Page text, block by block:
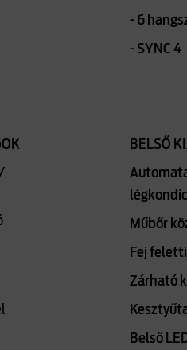
- 6
- SYNC 4
BELSŐ
Műbőr
Fej
Zárható
Belső